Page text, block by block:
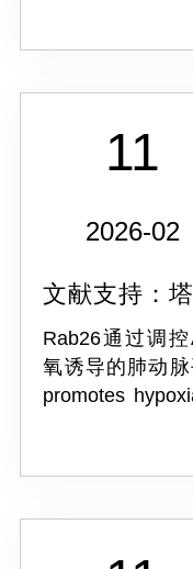
11
2026-02
文献支持：
验系统Ox-
Rab26通过调控
氧诱导的肺动
promotes